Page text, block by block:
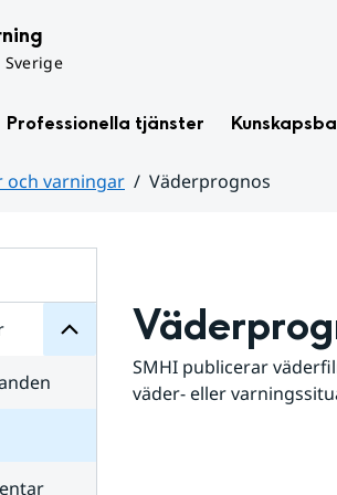
Sverige
Professionella tjänster
och varningar
Väderprognos
för
varningar
SMHI publicerar
väder- eller